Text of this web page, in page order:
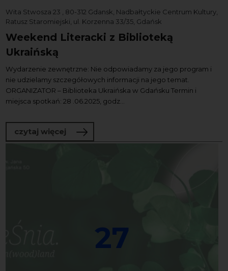
Wita Stwosza 23 , 80-312 Gdansk, Nadbałtyckie Centrum Kultury,
Ratusz Staromiejski, ul. Korzenna 33/35, Gdańsk
Weekend Literacki z Biblioteką
Ukraińską
Wydarzenie zewnętrzne: Nie odpowiadamy za jego program i
nie udzielamy szczegółowych informacji na jego temat.
ORGANIZATOR – Biblioteka Ukraińska w Gdańsku Termin i
miejsca spotkań: 28 .06.2025, godz...
czytaj więcej o Weekend Literacki z Biblioteką
27